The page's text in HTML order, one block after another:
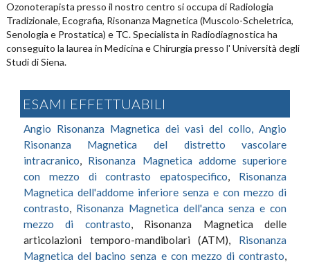
Ozonoterapista presso il nostro centro si occupa di Radiologia
Tradizionale, Ecografia, Risonanza Magnetica (Muscolo-Scheletrica,
Senologia e Prostatica) e TC. Specialista in Radiodiagnostica ha
conseguito la laurea in Medicina e Chirurgia presso l' Università degli
Studi di Siena.
Angio Risonanza Magnetica dei vasi del collo, Angio
Risonanza Magnetica del distretto vascolare
intracranico, Risonanza Magnetica addome superiore
con mezzo di contrasto epatospecifico, Risonanza
Magnetica dell'addome inferiore senza e con mezzo di
contrasto, Risonanza Magnetica dell'anca senza e con
mezzo di contrasto, Risonanza Magnetica delle
articolazioni temporo-mandibolari (ATM), Risonanza
Magnetica del bacino senza e con mezzo di contrasto,